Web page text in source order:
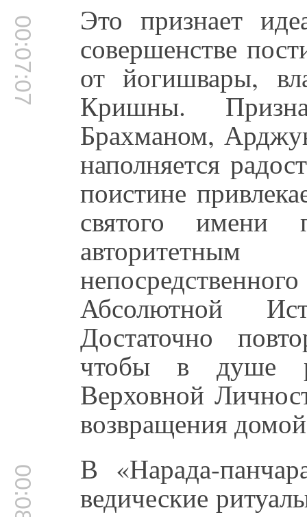
00:07:07 Это признает
совершенстве
от йогишвары,
Кришны.
Брахманом,
наполняется
поистине
святого имени
авторитетным
Абсолютной
Достаточно
чтобы в душе
Верховной
возвращения
В «Нарада-
ведические